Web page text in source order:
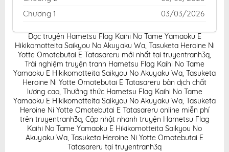
Chương 1
03/03/2026
Đọc truyện Hametsu Flag Kaihi No Tame Yamaoku E
Hikikomotteita Saikyou No Akuyaku Wa, Tasuketa Heroine Ni
Yotte Omotebutai E Tatasareru mới nhất tại truyentranh3q,
Trải nghiệm truyện tranh Hametsu Flag Kaihi No Tame
Yamaoku E Hikikomotteita Saikyou No Akuyaku Wa, Tasuketa
Heroine Ni Yotte Omotebutai E Tatasareru bản dịch chất
lượng cao, Thưởng thức Hametsu Flag Kaihi No Tame
Yamaoku E Hikikomotteita Saikyou No Akuyaku Wa, Tasuketa
Heroine Ni Yotte Omotebutai E Tatasareru online miễn phí
trên truyentranh3q, Cập nhật nhanh truyện Hametsu Flag
Kaihi No Tame Yamaoku E Hikikomotteita Saikyou No
Akuyaku Wa, Tasuketa Heroine Ni Yotte Omotebutai E
Tatasareru tại truyentranh3q